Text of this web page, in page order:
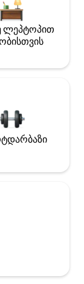
ლეპტოპით